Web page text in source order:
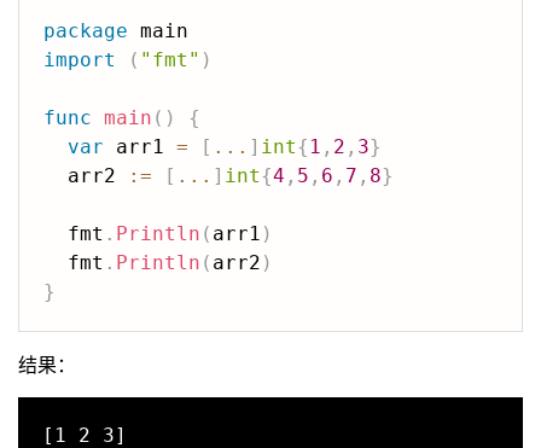
package
import
( "fmt" )
func main ( )
{
var arr1 = [ ... ] int{ 1 , 2 , 3}
  arr2
:= [ ... ] int{4 , 5 , 6 , 7 , 8}
  fmt
. Println ( arr1 )
  fmt
. Println ( arr2 )
}
结果：
[1 2 3]